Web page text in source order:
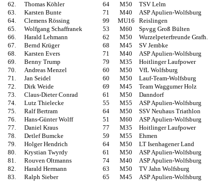
62.
Thomas Köhler 64 M50
TSV Lelm
63.
Karsten Bunte 71 M40
ASP Apulien-Wolfsburg
64.
Clemens Rössing 99 MU16
Reislingen
65.
Wolfgang Schaffranek 53 M60
Spvgg Groß Bülten
66.
Harald Lehmann 62 M50
Wurzelpeterfreunde Grafh.
67.
Bernd Krüger 68 M45
SV Jembke
68.
Karsten Evers 71 M40
ASP Apulien-Wolfsburg
69.
Benny Trump 79 M35
Hoitlinger Laufpower
70.
Andreas Menzel 60 M50
VfL Wolfsburg
71.
Jan Seidel 60 M50
Lauf-Team-Wolfsburg
72.
Dirk Weide 69 M45
Team Waggumer Holz
73.
Claus-Dieter Conrad 61 M50
Danndorf
74.
Lutz Thielecke 55 M55
ASP Apulien-Wolfsburg
75.
Ralf Bertram 64 M50
SSV Neuhaus Triathlon
76.
Hans-Günter Wolff 51 M60
ASP Apulien-Wolfsburg
77.
Daniel Kraus 77 M35
Hoitlinger Laufpower
78.
Detlef Bumcke 59 M55
Ehmen
79.
Holger Hendrich 64 M50
LT Isenhagener Land
80.
Krystian Twyrdy 61 M50
ASP Apulien-Wolfsburg
81.
Rouven Oltmanns 74 M40
ASP Apulien-Wolfsburg
82.
Harald Hermann 63 M50
TV Jahn Wolfsburg
83.
Ralph Sieber 65 M45
ASP Apulien-Wolfsburg